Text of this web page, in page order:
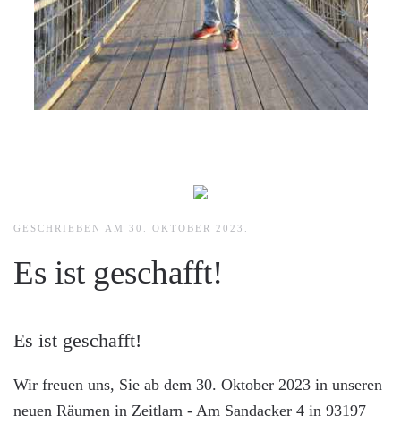
GESCHRIEBEN AM 30. OKTOBER 2023
Es ist geschafft!
Es ist geschafft!
Wir freuen uns, Sie ab dem 30. Oktober 2023 in unseren
neuen Räumen in Zeitlarn - Am Sandacker 4 in 93197